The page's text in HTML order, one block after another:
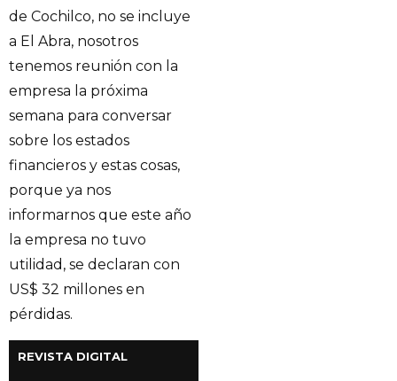
de Cochilco, no se incluye
a El Abra, nosotros
tenemos reunión con la
empresa la próxima
semana para conversar
sobre los estados
financieros y estas cosas,
porque ya nos
informarnos que este año
la empresa no tuvo
utilidad, se declaran con
US$ 32 millones en
pérdidas.
REVISTA DIGITAL